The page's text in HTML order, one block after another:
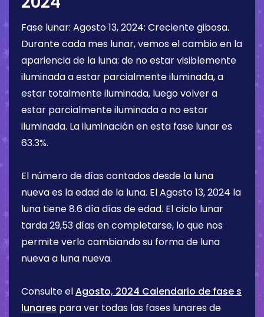
Fase lunar: Agosto 13, 2024: Creciente gibosa.
Durante cada mes lunar, vemos el cambio en la
apariencia de la luna: de no estar visiblemente
iluminada a estar parcialmente iluminada, a
estar totalmente iluminada, luego volver a
estar parcialmente iluminada a no estar
iluminada. La iluminación en esta fase lunar es
63.3%.
El número de días contados desde la luna
nueva es la edad de la luna. ElAgosto 13, 2024 la
luna tiene8.6 díadías de edad. El ciclo lunar
tarda 29,53 días en completarse, lo que nos
permite verlo cambiando su forma de luna
nueva a luna nueva.
Consulte elAgosto, 2024 Calendario de fase s
lunares para ver todas las fases lunares de